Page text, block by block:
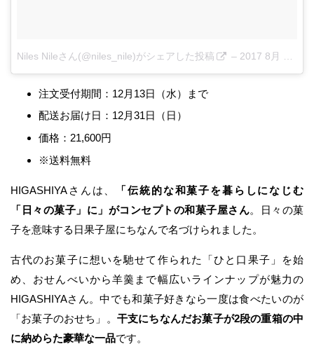
Niles Nileさん(@niles_nile)がシェアした投稿 – 2017 8月 31 1:15午前 PDT
注文受付期間：12月13日（水）まで
配送お届け日：12月31日（日）
価格：21,600円
※送料無料
HIGASHIYAさんは、
「伝統的な和菓子を暮らしになじむ
「日々の菓子」に」がコンセプトの和菓子屋さん。日々の菓
子を意味する日果子屋にちなんで名づけられました。
古代のお菓子に想いを馳せて作られた「ひと口果子」を始
め、おせんべいから羊羹まで幅広いラインナップが魅力の
HIGASHIYAさん。中でも和菓子好きなら一度は食べたいのが
「お菓子のおせち」。 干支にちなんだお菓子が2段の重箱の中
に納めらた豪華な一品です。